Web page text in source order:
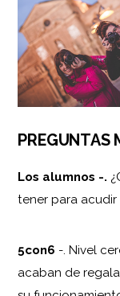
PREGUNTAS
Los alumnos -.
tener para acudir
5con6 -. Nivel
acaban de